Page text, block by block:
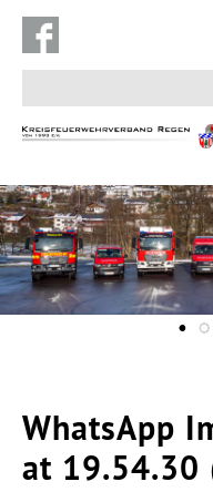
KFV
WhatsApp
at 19.54.30